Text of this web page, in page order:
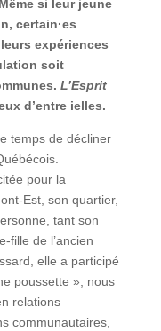
si leur jeune
certain·es
expériences
soit
L’Esprit
d’entre ielles.
temps de décliner
pour la
Est, son quartier,
tant son
fille de l’ancien
elle a participé
poussette », nous
relations
communautaires,